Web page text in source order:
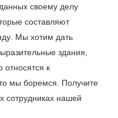
своему делу
составляют
Мы хотим дать
здания,
к
мы боремся. Получите
сотрудниках нашей